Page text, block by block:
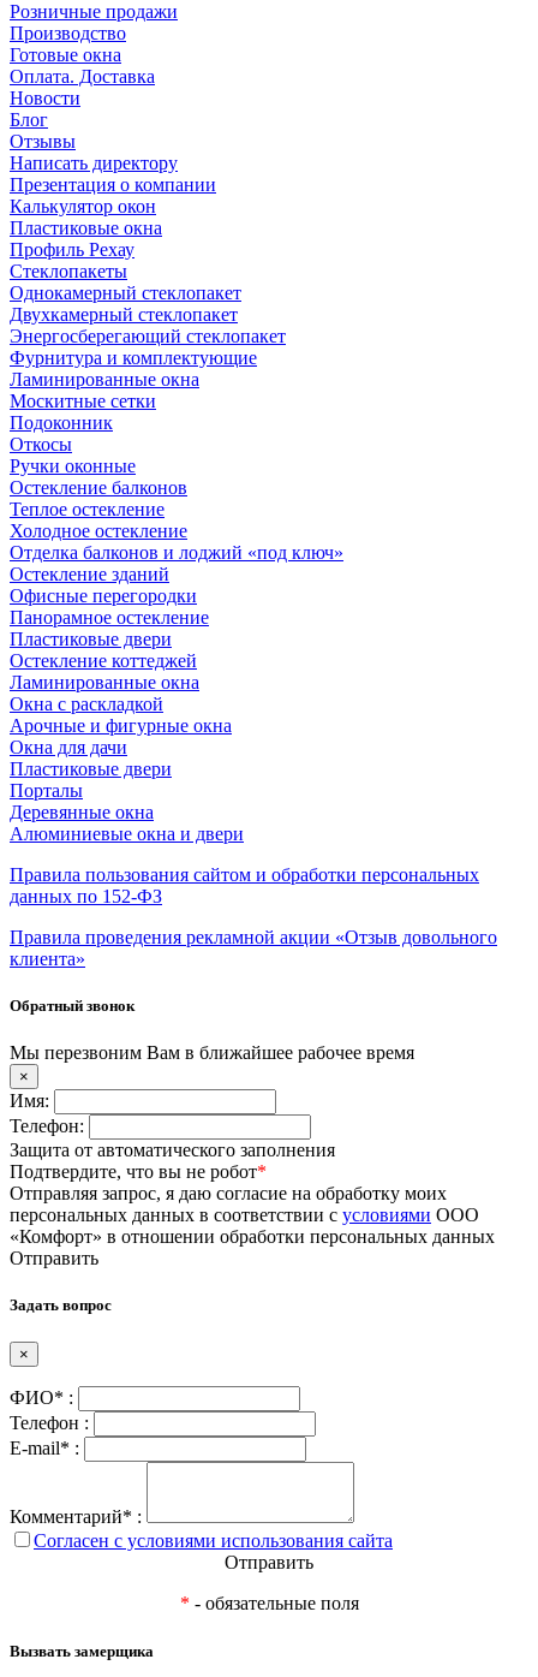
Розничные продажи
Производство
Готовые окна
Оплата. Доставка
Новости
Блог
Отзывы
Написать директору
Презентация о компании
Калькулятор окон
Пластиковые окна
Профиль Рехау
Стеклопакеты
Однокамерный стеклопакет
Двухкамерный стеклопакет
Энергосберегающий стеклопакет
Фурнитура и комплектующие
Ламинированные окна
Москитные сетки
Подоконник
Откосы
Ручки оконные
Остекление балконов
Теплое остекление
Холодное остекление
Отделка балконов и лоджий «под ключ»
Остекление зданий
Офисные перегородки
Панорамное остекление
Пластиковые двери
Остекление коттеджей
Ламинированные окна
Окна с раскладкой
Арочные и фигурные окна
Окна для дачи
Пластиковые двери
Порталы
Деревянные окна
Алюминиевые окна и двери
Правила пользования сайтом и обработки персональных
данных по 152-ФЗ
Правила проведения рекламной акции «Отзыв довольного
клиента»
Обратный звонок
Мы перезвоним Вам в ближайшее рабочее время
×
Имя:
Телефон:
Защита от автоматического заполнения
Подтвердите, что вы не робот*
Отправляя запрос, я даю согласие на обработку моих
персональных данных в соответствии с условиями ООО
«Комфорт» в отношении обработки персональных данных
Отправить
Задать вопрос
×
ФИО* :
Телефон :
E-mail* :
Комментарий* :
Согласен с условиями использования сайта
Отправить
* - обязательные поля
Вызвать замерщика